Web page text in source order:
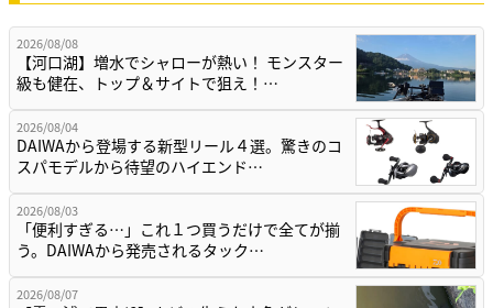
2026/08/08
【河口湖】増水でシャローが熱い！ モンスター
級も健在、トップ＆サイトで狙え！…
2026/08/04
DAIWAから登場する新型リール４選。驚きのコ
スパモデルから待望のハイエンド…
2026/08/03
「便利すぎる…」これ１つ買うだけで全てが揃
う。DAIWAから発売されるタック…
2026/08/07